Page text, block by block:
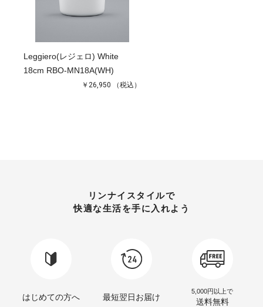
Leggiero(レジェロ) White
18cm RBO-MN18A(WH)
￥26,950 （税込）
リンナイスタイルで
快適な生活を手に入れよう
はじめての方へ 最短翌日お届け
5,000円以上で
送料無料